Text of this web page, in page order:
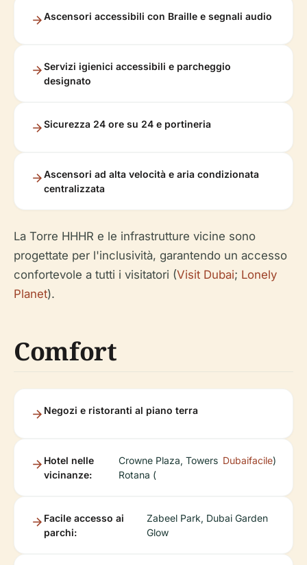
Ascensori accessibili con Braille e segnali audio
Servizi igienici accessibili e parcheggio
designato
Sicurezza 24 ore su 24 e portineria
Ascensori ad alta velocità e aria condizionata
centralizzata
La Torre HHHR e le infrastrutture vicine sono
progettate per l'inclusività, garantendo un accesso
confortevole a tutti i visitatori (Visit Dubai; Lonely
Planet).
Comfort
Negozi e ristoranti al piano terra
Hotel nelle
vicinanze:
Crowne Plaza, Towers
Rotana (
Dubaifacile)
Facile accesso ai
parchi:
Zabeel Park, Dubai Garden
Glow